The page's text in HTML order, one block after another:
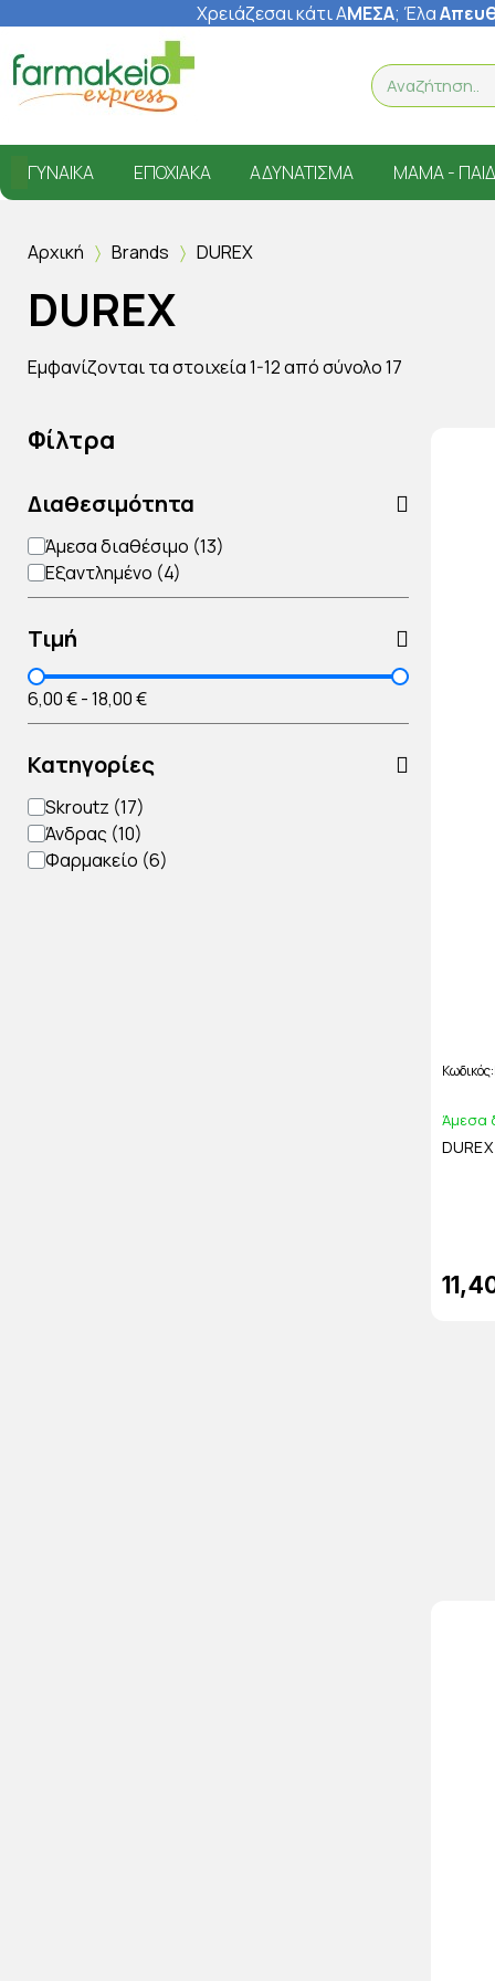
Χρειάζεσαι κάτι ΑΜΕΣΑ; Έλα
ΓΥΝΑΊΚΑ ΕΠΟΧΙΑΚΆ ΑΔΥΝΆΤΙΣΜΑ ΜΑΜΆ -
Αρχική Brands DUREX
DUREX
Εμφανίζονται τα στοιχεία 1-12 από σύνολο 17
Φίλτρα
Διαθεσιμότητα
Άμεσα διαθέσιμο
Εξαντλημένο
Τιμή
6,00 €-18,00 €
Κατηγορίες
Skroutz
Άνδρας
Φαρμακείο
Κωδικός
Άμεσα